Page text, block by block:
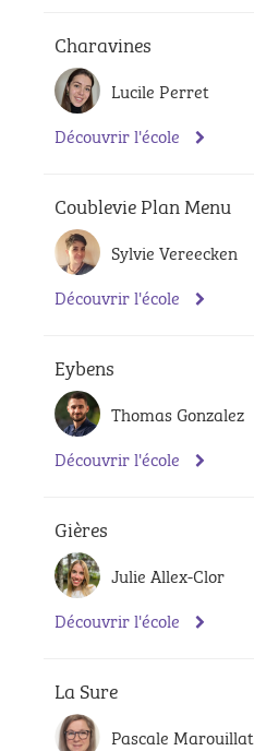
Charavines
Lucile Perret
Découvrir l'école
Coublevie Plan Menu
Sylvie Vereecken
Découvrir l'école
Eybens
Thomas Gonzalez
Découvrir l'école
Gières
Julie Allex-Clor
Découvrir l'école
La Sure
Pascale Marouillat